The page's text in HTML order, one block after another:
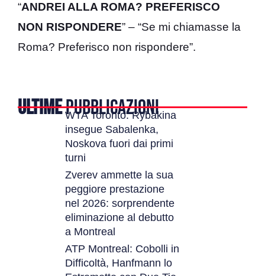
“ANDREI ALLA ROMA? PREFERISCO
NON RISPONDERE” – “Se mi chiamasse la
Roma? Preferisco non rispondere”.
ULTIMEPUBBLICAZIONI
WTA Toronto: Rybakina
insegue Sabalenka,
Noskova fuori dai primi
turni
Zverev ammette la sua
peggiore prestazione
nel 2026: sorprendente
eliminazione al debutto
a Montreal
ATP Montreal: Cobolli in
Difficoltà, Hanfmann lo